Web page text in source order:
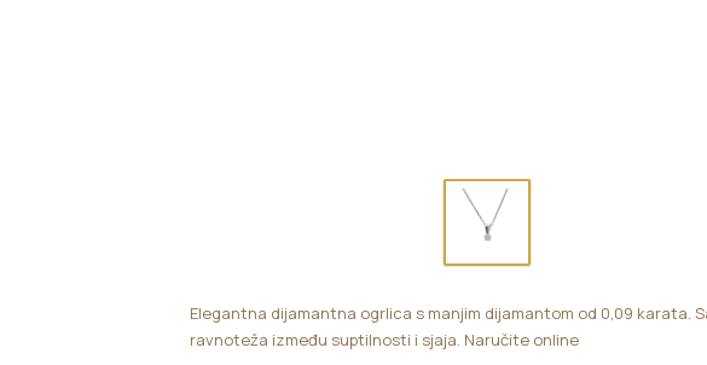
Elegantna dijamantna ogrlica s manjim dijamantom od 0,09 karata.
ravnoteža između suptilnosti i sjaja. Naručite online